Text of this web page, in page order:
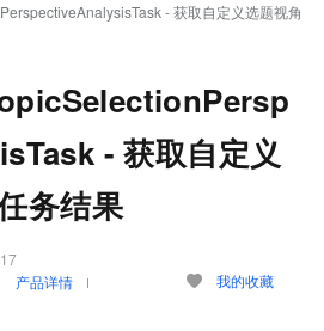
- 获取自定义选题视角
- 获取自定义
务结果
产品详情 我的收藏